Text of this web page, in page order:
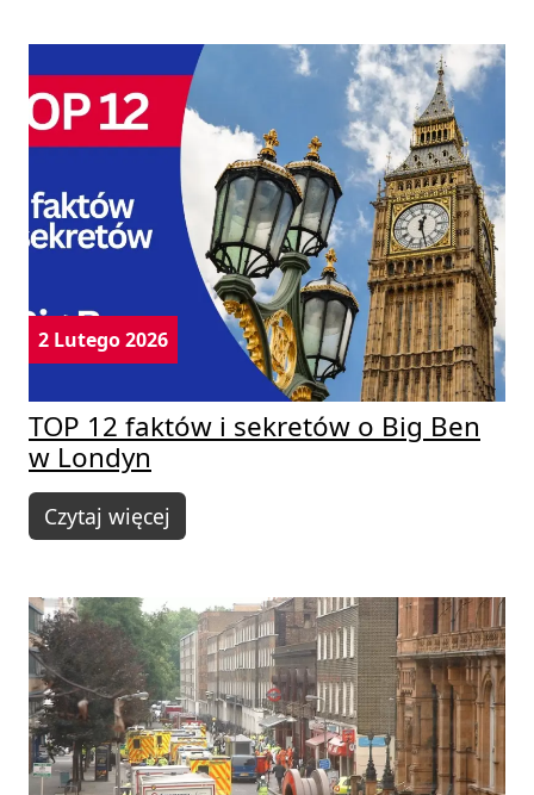
2 Lutego 2026
TOP 12 faktów i sekretów o Big Ben
w Londyn
Czytaj więcej